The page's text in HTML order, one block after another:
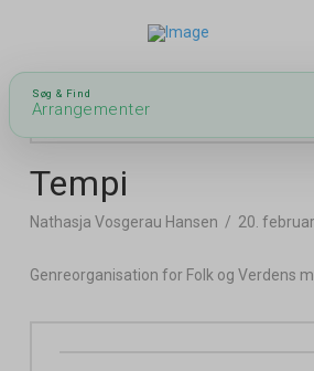
Søg & Find
Arrangementer
Tempi
Nathasja Vosgerau Hansen 20.
Genreorganisation for Folk og Verdens